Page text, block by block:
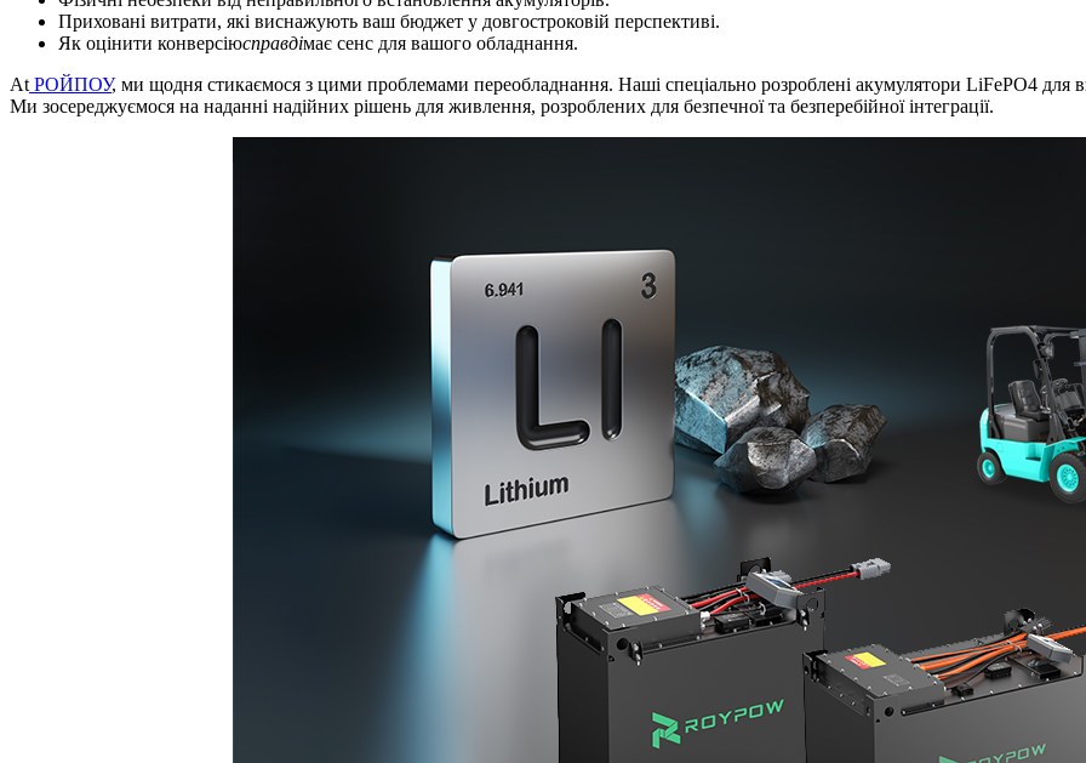
Приховані витрати, які виснажують ваш бюджет у довгостроковій перспективі.
Як оцінити конверсіюсправдімає сенс для вашого обладнання.
At РОЙПОУ, ми щодня стикаємося з цими проблемами переобладнання. Наші спеціально розроблені акумулятори LiFePO4 для
Ми зосереджуємося на наданні надійних рішень для живлення, розроблених для безпечної та безперебійної інтеграції.